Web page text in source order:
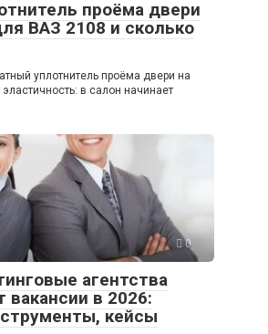
проёма двери
ВАЗ 2108 и сколько
уплотнитель проёма двери на
в салон начинает
0
агентства
вакансии в 2026:
кейсы